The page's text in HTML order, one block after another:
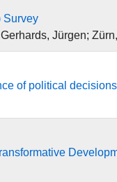
Survey
Jürgen;
of political